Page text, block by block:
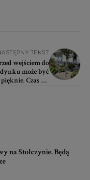
TEKST
wejściem do
może być
pięknie. Czas na
na Stołczynie. Będą